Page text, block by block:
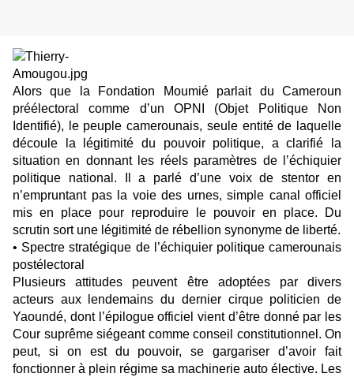
Alors que la Fondation Moumié parlait du Cameroun
préélectoral comme d’un OPNI (Objet Politique Non
Identifié), le peuple camerounais, seule entité de laquelle
découle la légitimité du pouvoir politique, a clarifié la
situation en donnant les réels paramètres de l’échiquier
politique national. Il a parlé d’une voix de stentor en
n’empruntant pas la voie des urnes, simple canal officiel
mis en place pour reproduire le pouvoir en place. Du
scrutin sort une légitimité de rébellion synonyme de liberté.
• Spectre stratégique de l’échiquier politique camerounais
postélectoral
Plusieurs attitudes peuvent être adoptées par divers
acteurs aux lendemains du dernier cirque politicien de
Yaoundé, dont l’épilogue officiel vient d’être donné par les
Cour suprême siégeant comme conseil constitutionnel. On
peut, si on est du pouvoir, se gargariser d’avoir fait
fonctionner à plein régime sa machinerie auto élective. Les